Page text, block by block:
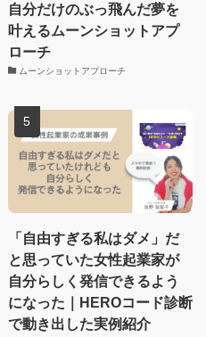
自分だけのぶっ飛んだ夢を
叶えるムーンショットアプ
ローチ
ムーンショットアプローチ
「自由すぎる私はダメ」だ
と思っていた女性起業家が
自分らしく発信できるよう
になった｜HEROコード診断
で動き出した実例紹介